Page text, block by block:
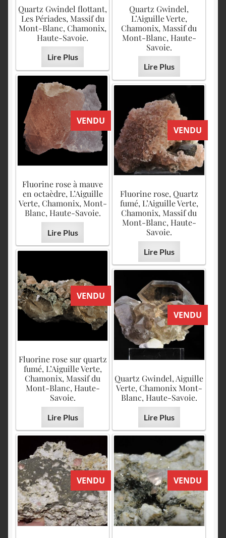
Quartz Gwindel flottant,
Les Périades, Massif du
Mont-Blanc, Chamonix,
Haute-Savoie.
Lire Plus
Quartz Gwindel,
L’Aiguille Verte,
Chamonix, Massif du
Mont-Blanc, Haute-
Savoie.
Lire Plus
VENDU
Fluorine rose à mauve
en octaèdre, L’Aiguille
Verte, Chamonix, Mont-
Blanc, Haute-Savoie.
Lire Plus
VENDU
Fluorine rose, Quartz
fumé, L’Aiguille Verte,
Chamonix, Massif du
Mont-Blanc, Haute-
Savoie.
Lire Plus
VENDU
Fluorine rose sur quartz
fumé, L’Aiguille Verte,
Chamonix, Massif du
Mont-Blanc, Haute-
Savoie.
Lire Plus
VENDU
Quartz Gwindel, Aiguille
Verte, Chamonix Mont-
Blanc, Haute-Savoie.
Lire Plus
VENDU VENDU